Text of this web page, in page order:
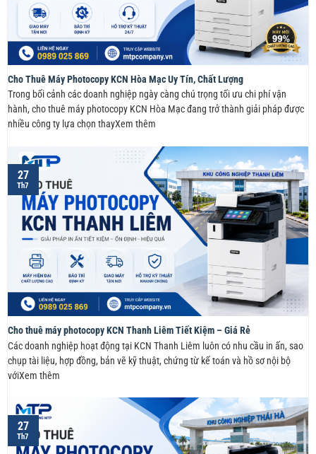
Cho Thuê Máy Photocopy KCN Hòa Mạc Uy Tín, Chất Lượng
Trong bối cảnh các doanh nghiệp ngày càng chú trọng tối ưu chi phí vận
hành, cho thuê máy photocopy KCN Hòa Mạc đang trở thành giải pháp được
nhiều công ty lựa chọn thayXem thêm
Cho thuê máy photocopy KCN Thanh Liêm Tiết Kiệm – Giá Rẻ
Các doanh nghiệp hoạt động tại KCN Thanh Liêm luôn có nhu cầu in ấn, sao
chụp tài liệu, hợp đồng, bản vẽ kỹ thuật, chứng từ kế toán và hồ sơ nội bộ
vớiXem thêm
27
Th7
27
Th7